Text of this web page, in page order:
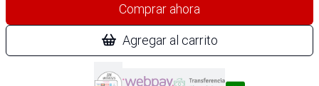
Comprar ahora
Agregar al carrito